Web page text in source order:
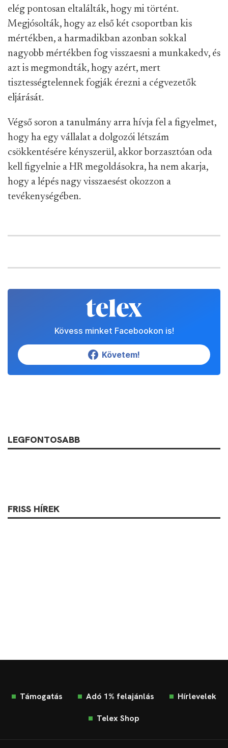
elég pontosan eltalálták, hogy mi történt.
Megjósolták, hogy az első két csoportban kis
mértékben, a harmadikban azonban sokkal
nagyobb mértékben fog visszaesni a munkakedv, és
azt is megmondták, hogy azért, mert
tisztességtelennek fogják érezni a cégvezetők
eljárását.
Végső soron a tanulmány arra hívja fel a figyelmet,
hogy ha egy vállalat a dolgozói létszám
csökkentésére kényszerül, akkor borzasztóan oda
kell figyelnie a HR megoldásokra, ha nem akarja,
hogy a lépés nagy visszaesést okozzon a
tevékenységében.
Kövess minket Facebookon is!
Követem!
LEGFONTOSABB
FRISS HÍREK
Támogatás Adó 1% felajánlás Hírlevelek
Telex Shop